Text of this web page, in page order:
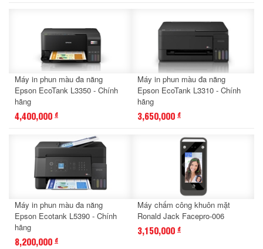
Máy in phun màu đa năng
Epson EcoTank L3350 - Chính
hãng
4,400,000 đ
Máy in phun màu đa năng
Epson EcoTank L3310 - Chính
hãng
3,650,000 đ
Máy in phun màu đa năng
Epson Ecotank L5390 - Chính
hãng
8,200,000 đ
Máy chấm công khuôn mặt
Ronald Jack Facepro-006
3,150,000 đ